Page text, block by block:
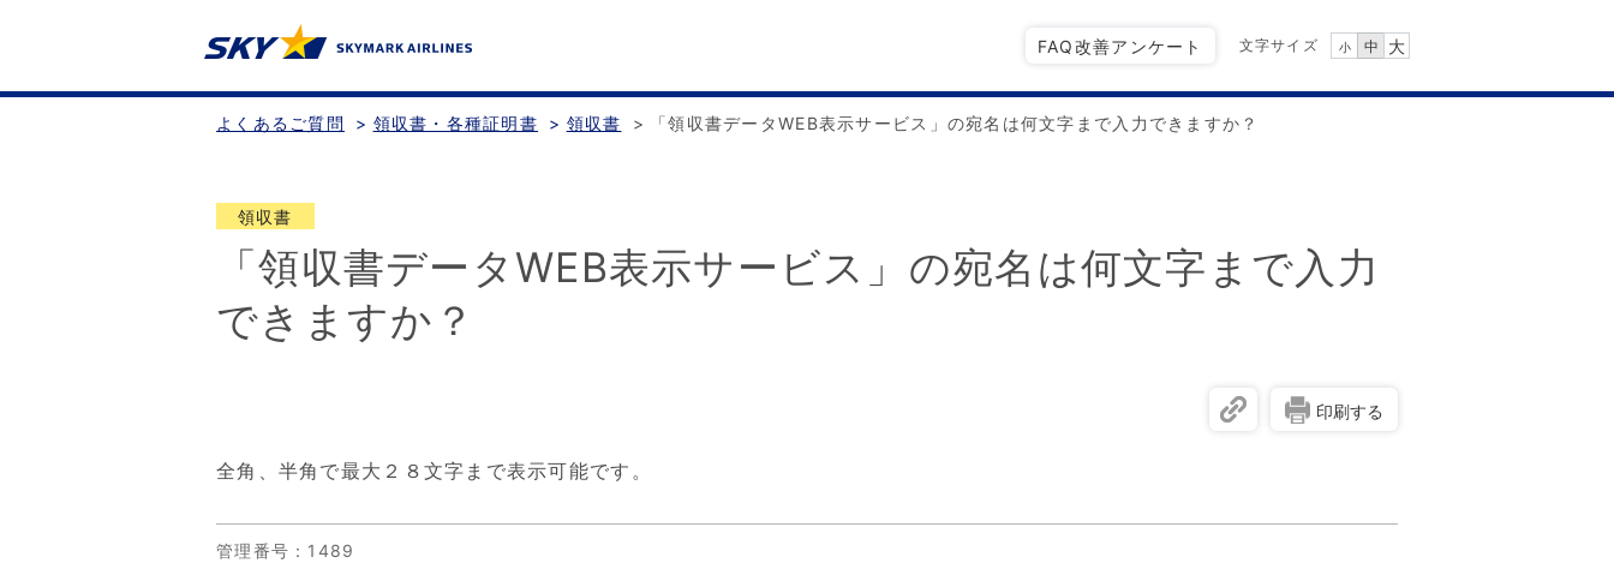
FAQ改善アンケート 文字サイズ 小 中 大
よくあるご質問 > 領収書・各種証明書 > 領収書 > 「領収書データWEB表示サービス」の宛名は何文字まで入力できますか？
領収書
「領収書データWEB表示サービス」の宛名は何文字まで入力
できますか？
印刷する
全角、半角で最大２８文字まで表示可能です。
管理番号 ：1489